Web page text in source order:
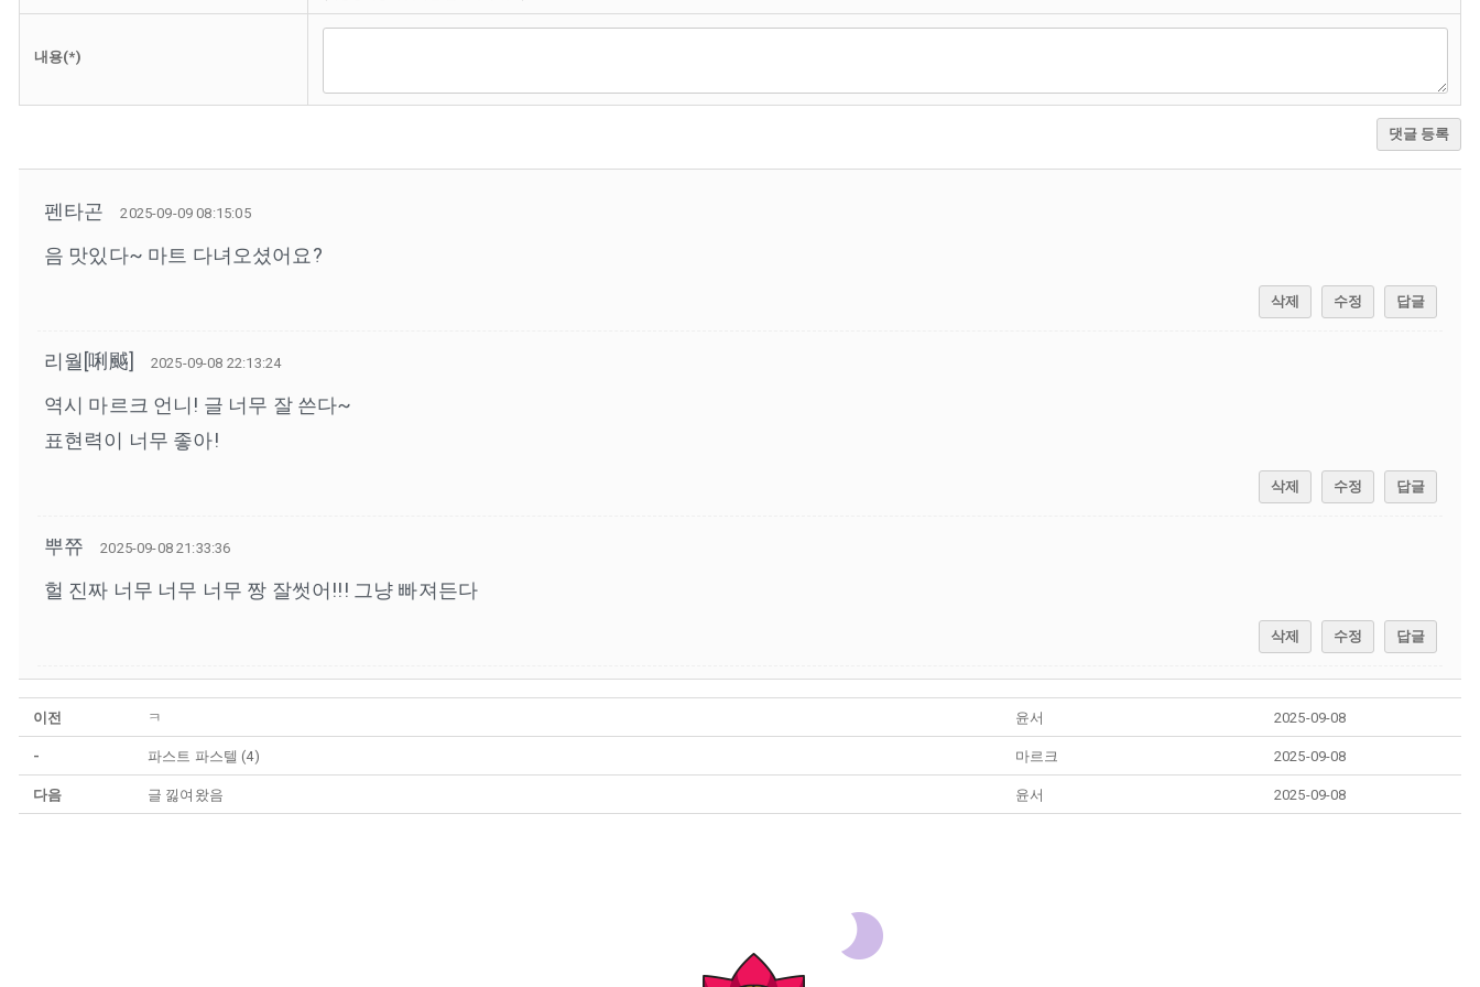
내용(*)
댓글 등록
펜타곤 2025-09-09 08:15:05
음 맛있다~ 마트 다녀오셨어요?
삭제 수정 답글
리월[唎䬂] 2025-09-08 22:13:24
역시 마르크 언니! 글 너무 잘 쓴다~
표현력이 너무 좋아!
삭제 수정 답글
뿌쮸 2025-09-08 21:33:36
헐 진짜 너무 너무 너무 짱 잘썻어!!! 그냥 빠져든다
삭제 수정 답글
이전 ㅋ 윤서 2025-09-08
- 파스트 파스텔 (4) 마르크 2025-09-08
다음 글 낋여왔음 윤서 2025-09-08